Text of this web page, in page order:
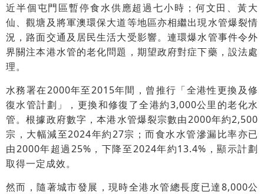
近半個屯門區暫停食水供應超過七小時；何文田、黃大
仙、觀塘及將軍澳環保大道等地區亦相繼出現水管爆裂情
況，路面交通及居民生活大受影響。連環爆水管事件令外
界關注本港水管的老化問題，期望政府對症下藥，設法處
理。
水務署在2000年至2015年間，曾推行「全港性更換及修
復水管計劃」，更換和修復了全港約3,000公里的老化水
管。根據政府數字，本港水管爆裂宗數由2000年約2,500
宗，大幅減至2024年約27宗；而食水水管滲漏比率亦已
由2000年超過25%，下降至2024年約13.4%，顯示計劃
取得一定成效。
然而，隨著城市發展，現時全港水管總長度已達8,000公